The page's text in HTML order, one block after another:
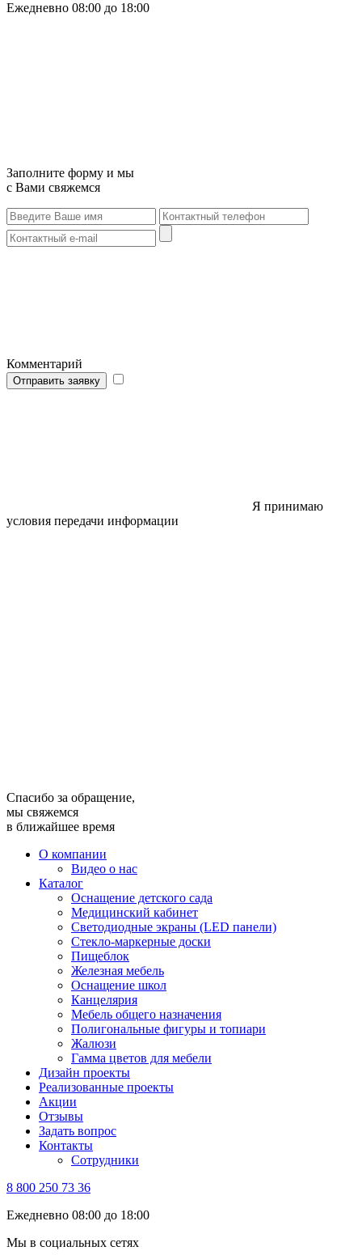
Ежедневно 08:00 до 18:00
Заполните форму и мы
с Вами свяжемся
Комментарий
Отправить заявку
Я принимаю
условия передачи информации
Спасибо за обращение,
мы свяжемся
в ближайшее время
О компании
Видео о нас
Каталог
Оснащение детского сада
Медицинский кабинет
Светодиодные экраны (LED панели)
Стекло-маркерные доски
Пищеблок
Железная мебель
Оснащение школ
Канцелярия
Мебель общего назначения
Полигональные фигуры и топиари
Жалюзи
Гамма цветов для мебели
Дизайн проекты
Реализованные проекты
Акции
Отзывы
Задать вопрос
Контакты
Сотрудники
8 800 250 73 36
Ежедневно 08:00 до 18:00
Мы в социальных сетях